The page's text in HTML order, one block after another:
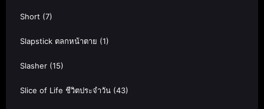
Short (7)
Slapstick ตลกหน้าตาย (1)
Slasher (15)
Slice of Life ชีวิตประจำวัน (43)